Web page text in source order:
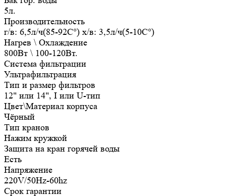
5л.
Производительность
г/в: 6,5л/ч(85-92C°) х/в: 3,5л/ч(5-10C°)
Нагрев \ Охлаждение
800Вт \ 100-120Вт.
Система фильтрации
Ультрафильтрация
Тип и размер фильтров
12" или 14", I или U-тип
Цвет\Материал корпуса
Чёрный
Тип кранов
Нажим кружкой
Защита на кран горячей воды
Есть
Напряжение
220V/50Hz-60hz
Срок гарантии